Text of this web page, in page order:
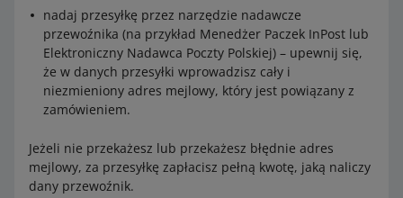
Zobacz przykład
Wartość zamówienia przed zwrotem wyniosła 50 zł, a
opłata za przesyłkę Smart! – 1,99 zł.
Kupujący zwrócił Ci produkty o wartości 25 zł. Wartość
opłaty za przesyłkę Smart!, bo to kwota poniżej
najniższego progu.
Zwrócimy Ci pełną kwotę 1,99 zł.
nadaj przesyłkę przez narzędzie nadawcze
przewoźnika (na przykład Menedżer Paczek InPost lub
Elektroniczny Nadawca Poczty Polskiej) – upewnij się,
że w danych przesyłki wprowadzisz cały i
niezmieniony adres mejlowy, który jest powiązany z
zamówieniem.
Jeżeli nie przekażesz lub przekażesz błędnie adres
mejlowy, za przesyłkę zapłacisz pełną kwotę, jaką naliczy
dany przewoźnik.